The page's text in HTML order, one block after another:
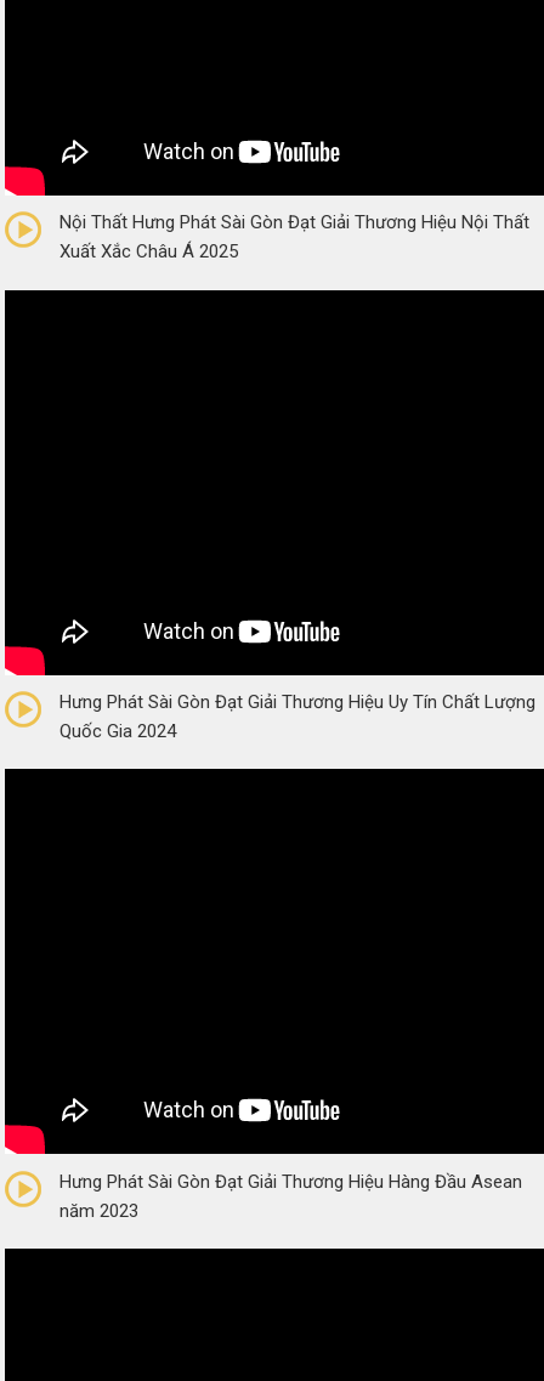
(0 Reviews)
Nội Thất Hưng Phát Sài Gòn Đạt Giải Thương Hiệu Nội Thất
Xuất Xắc Châu Á 2025
(0 Reviews)
Hưng Phát Sài Gòn Đạt Giải Thương Hiệu Uy Tín Chất Lượng
Quốc Gia 2024
(0 Reviews)
Hưng Phát Sài Gòn Đạt Giải Thương Hiệu Hàng Đầu Asean
năm 2023